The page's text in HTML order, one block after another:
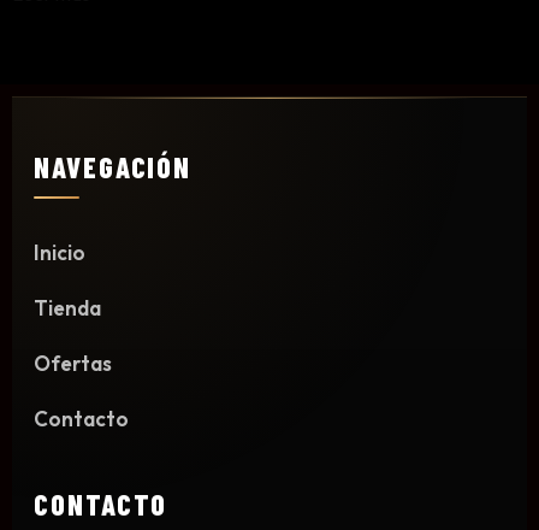
Máquinas y Trimmers
Barba, Aftershaves y Shaving
Ceras, Gels, Spray y Mousse
Peines, Cepillos y Capas
Otros
NAVEGACIÓN
Inicio
Tienda
Ofertas
Contacto
CONTACTO